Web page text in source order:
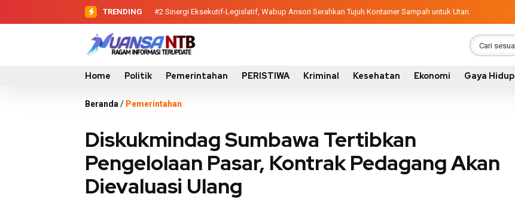
TRENDING #2 Sinergi Eksekutif-Legislatif, Wabup Ansori Serahkan Tujuh Kontainer Sampah untuk Utan
#3 Dewan Pendidikan Temukan Kondisi 305 Siswa SDN Kanar Belajar di Tengah Keterbatasan
Home Politik Pemerintahan PERISTIWA Kriminal Kesehatan Ekonomi Gaya Hidup
Beranda / Pemerintahan
Diskukmindag Sumbawa Tertibkan
Pengelolaan Pasar, Kontrak Pedagang Akan
Dievaluasi Ulang